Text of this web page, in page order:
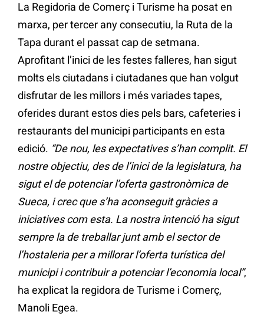
La Regidoria de Comerç i Turisme ha posat en
marxa, per tercer any consecutiu, la Ruta de la
Tapa durant el passat cap de setmana.
Aprofitant l’inici de les festes falleres, han sigut
molts els ciutadans i ciutadanes que han volgut
disfrutar de les millors i més variades tapes,
oferides durant estos dies pels bars, cafeteries i
restaurants del municipi participants en esta
edició. “De nou, les expectatives s’han complit. El
nostre objectiu, des de l’inici de la legislatura, ha
sigut el de potenciar l’oferta gastronòmica de
Sueca, i crec que s’ha aconseguit gràcies a
iniciatives com esta. La nostra intenció ha sigut
sempre la de treballar junt amb el sector de
l’hostaleria per a millorar l’oferta turística del
municipi i contribuir a potenciar l’economia local”,
ha explicat la regidora de Turisme i Comerç,
Manoli Egea.